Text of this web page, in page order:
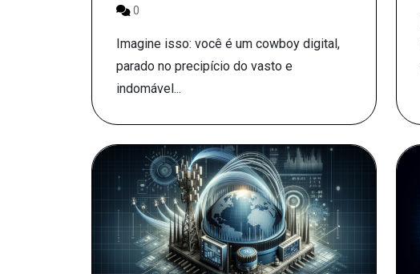
0
Imagine isso: você é um cowboy digital,
parado no precipício do vasto e
indomável...